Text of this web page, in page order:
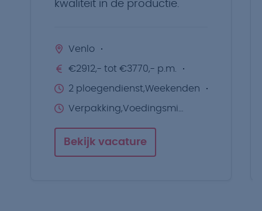
kwaliteit in de productie.
Venlo
€2912,- tot €3770,- p.m.
2 ploegendienst,Weekenden
Bekijk vacature